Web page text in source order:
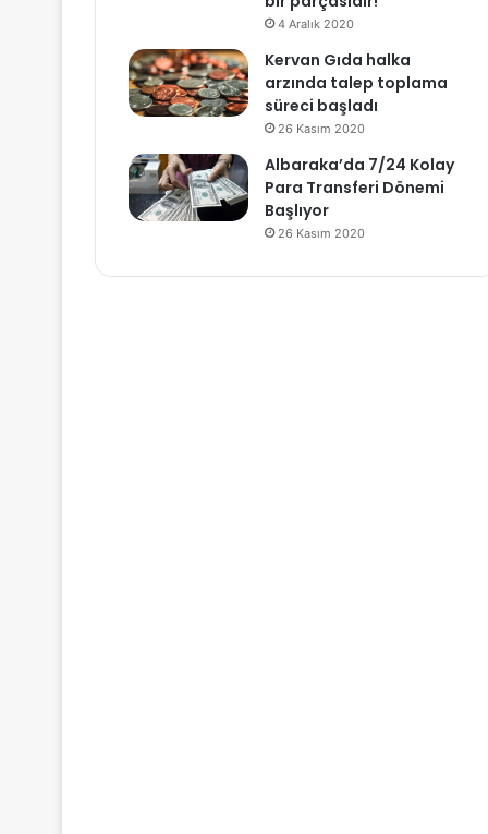
4 Aralık 2020
Kervan Gıda halka
arzında talep toplama
süreci başladı
26 Kasım 2020
Albaraka’da 7/24 Kolay
Para Transferi Dönemi
Başlıyor
26 Kasım 2020